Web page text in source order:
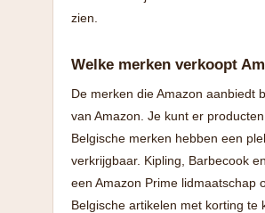
zien.
Welke merken verkoopt
De merken die Amazon aanbiedt
van Amazon. Je kunt er
Belgische merken hebben een
verkrijgbaar. Kipling, Barbecook
een Amazon Prime lidmaatschap
Belgische artikelen met korting te